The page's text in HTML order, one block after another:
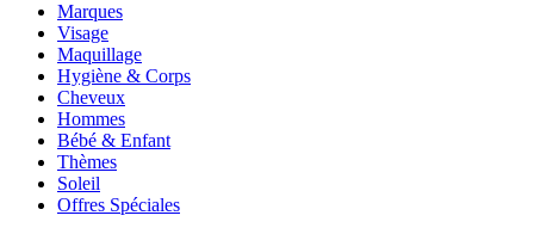
Marques
Visage
Maquillage
Hygiène & Corps
Cheveux
Hommes
Bébé & Enfant
Thèmes
Soleil
Offres Spéciales